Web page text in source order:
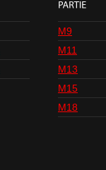
M9
M11
M13
M15
M18